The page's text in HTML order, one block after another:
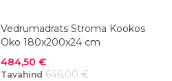
Vedrumadrats Stroma Kookos
Öko 180x200x24 cm
Soodushind
484,50 €
Tavahind 646,00 €